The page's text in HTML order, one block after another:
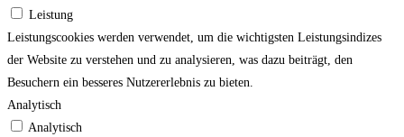
Leistung
Leistungscookies werden verwendet, um die wichtigsten Leistungsindizes
der Website zu verstehen und zu analysieren, was dazu beiträgt, den
Besuchern ein besseres Nutzererlebnis zu bieten.
Analytisch
Analytisch